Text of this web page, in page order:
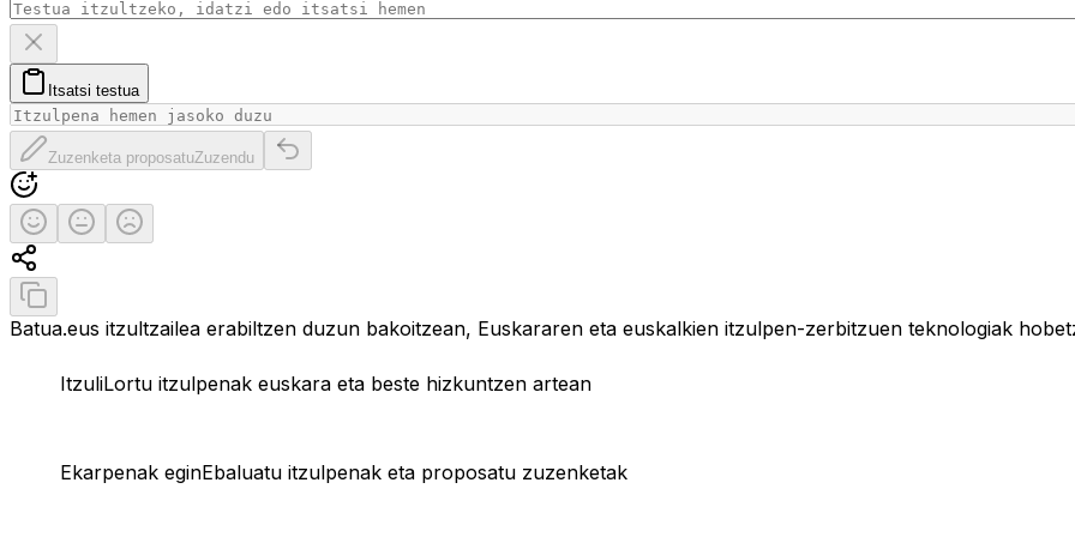
Itsatsi testua
Zuzenketa proposatu
Zuzenketa proposatuZuzendu
Itzulpen originala berrezarri
Ebaluatu itzulpena
Itzulpen onaErdipurdiItzulpen txarra
Partekatu itzulpena
Kopiatu itzulpena
Batua.eus itzultzailea erabiltzen duzun bakoitzean, Euskararen eta euskalkien itzulpen-zerbitzuen teknologiak
ItzuliLortu itzulpenak euskara eta beste hizkuntzen artean
Ekarpenak eginEbaluatu itzulpenak eta proposatu zuzenketak